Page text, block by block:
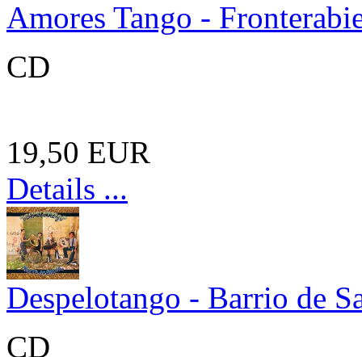
Amores Tango -
CD
19,50 EUR
Details ...
Despelotango - Barrio de
CD